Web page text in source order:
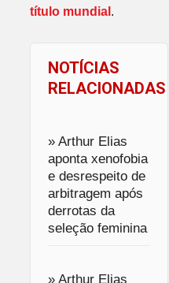
título mundial .
NOTÍCIAS
RELACIONADAS
» Arthur Elias
aponta xenofobia
e desrespeito de
arbitragem após
derrotas da
seleção feminina
» Arthur Elias